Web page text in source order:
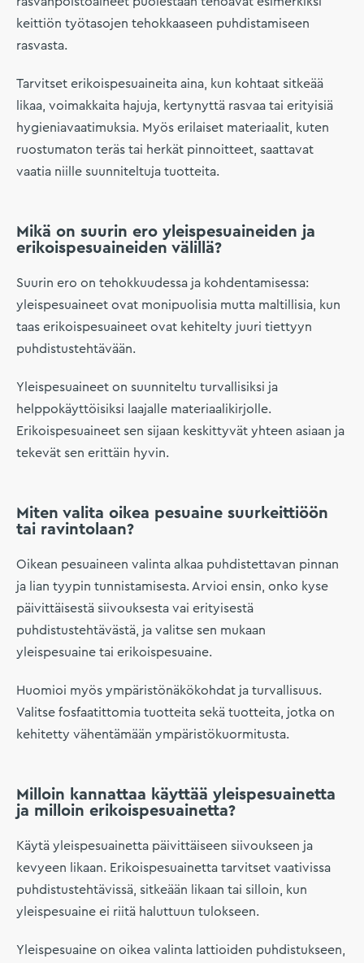
keittiön työtasojen tehokkaaseen puhdistamiseen
rasvasta.
Tarvitset erikoispesuaineita aina, kun kohtaat sitkeää
likaa, voimakkaita hajuja, kertynyttä rasvaa tai erityisiä
hygieniavaatimuksia. Myös erilaiset materiaalit, kuten
ruostumaton teräs tai herkät pinnoitteet, saattavat
vaatia niille suunniteltuja tuotteita.
Mikä on suurin ero yleispesuaineiden ja
erikoispesuaineiden välillä?
Suurin ero on tehokkuudessa ja kohdentamisessa:
yleispesuaineet ovat monipuolisia mutta maltillisia, kun
taas erikoispesuaineet ovat kehitelty juuri tiettyyn
puhdistustehtävään.
Yleispesuaineet on suunniteltu turvallisiksi ja
helppokäyttöisiksi laajalle materiaalikirjolle.
Erikoispesuaineet sen sijaan keskittyvät yhteen asiaan ja
tekevät sen erittäin hyvin.
Miten valita oikea pesuaine suurkeittiöön
tai ravintolaan?
Oikean pesuaineen valinta alkaa puhdistettavan pinnan
ja lian tyypin tunnistamisesta. Arvioi ensin, onko kyse
päivittäisestä siivouksesta vai erityisestä
puhdistustehtävästä, ja valitse sen mukaan
yleispesuaine tai erikoispesuaine.
Huomioi myös ympäristönäkökohdat ja turvallisuus.
Valitse fosfaatittomia tuotteita sekä tuotteita, jotka on
kehitetty vähentämään ympäristökuormitusta.
Milloin kannattaa käyttää yleispesuainetta
ja milloin erikoispesuainetta?
Käytä yleispesuainetta päivittäiseen siivoukseen ja
kevyeen likaan. Erikoispesuainetta tarvitset vaativissa
puhdistustehtävissä, sitkeään likaan tai silloin, kun
yleispesuaine ei riitä haluttuun tulokseen.
Yleispesuaine on oikea valinta lattioiden puhdistukseen,